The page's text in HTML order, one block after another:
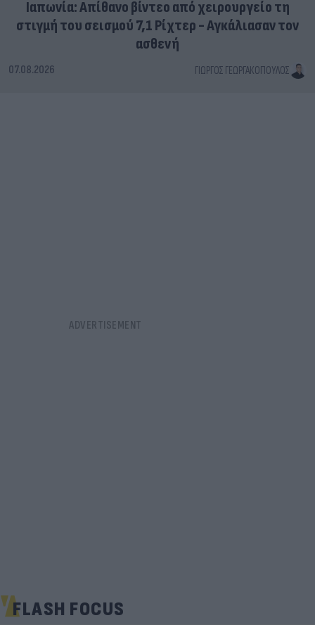
Ιαπωνία: Απίθανο βίντεο από χειρουργείο τη
στιγμή του σεισμού 7,1 Ρίχτερ - Αγκάλιασαν τον
ασθενή
07.08.2026 ΓΙΏΡΓΟΣ ΓΕΩΡΓΑΚΌΠΟΥΛΟΣ
FLASH FOCUS